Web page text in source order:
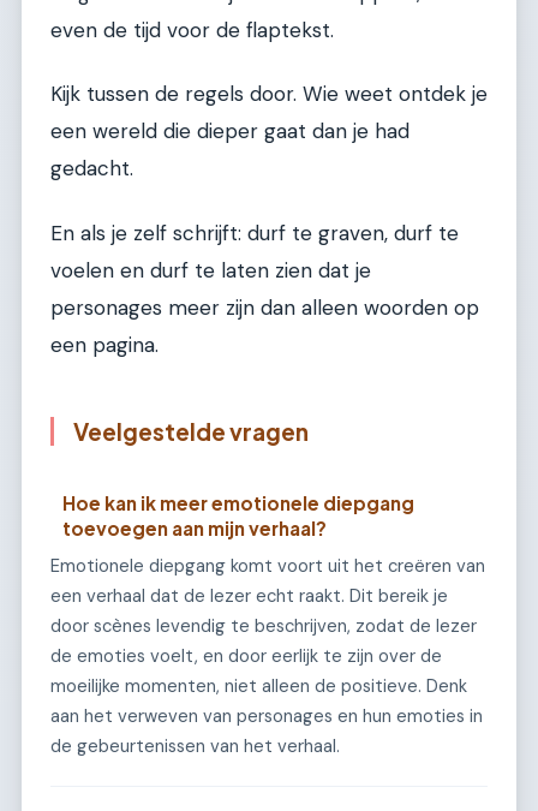
even de tijd voor de flaptekst.
Kijk tussen de regels door. Wie weet ontdek je
een wereld die dieper gaat dan je had
gedacht.
En als je zelf schrijft: durf te graven, durf te
voelen en durf te laten zien dat je
personages meer zijn dan alleen woorden op
een pagina.
Veelgestelde vragen
Hoe kan ik meer emotionele diepgang
toevoegen aan mijn verhaal?
Emotionele diepgang komt voort uit het creëren van
een verhaal dat de lezer echt raakt. Dit bereik je
door scènes levendig te beschrijven, zodat de lezer
de emoties voelt, en door eerlijk te zijn over de
moeilijke momenten, niet alleen de positieve. Denk
aan het verweven van personages en hun emoties in
de gebeurtenissen van het verhaal.